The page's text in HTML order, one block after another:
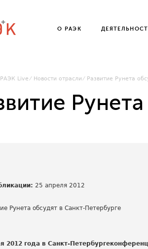
О РАЭК
РАЭК Live Новости отрасли Развитие Рунета
25 апреля 2012
2012 года в Санкт-